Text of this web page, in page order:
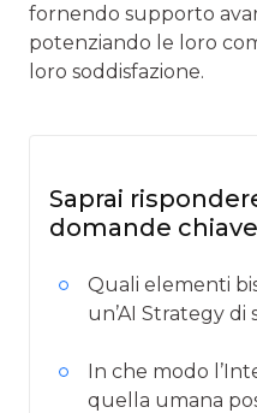
fornendo supporto
potenziando le loro
loro soddisfazione.
Saprai
domande chiave
Quali elementi
un’AI Strategy di
In che modo
quella umana